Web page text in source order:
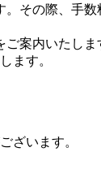
その際、手
案内いたしま
ます。
ざいます。